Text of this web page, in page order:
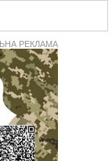
освіти
на Курщині
майже 250
риби
водіїв
РЕКЛАМА